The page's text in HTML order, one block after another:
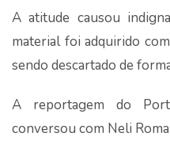
A atitude causou
material foi adquirido
sendo descartado de
A reportagem do
conversou com Neli